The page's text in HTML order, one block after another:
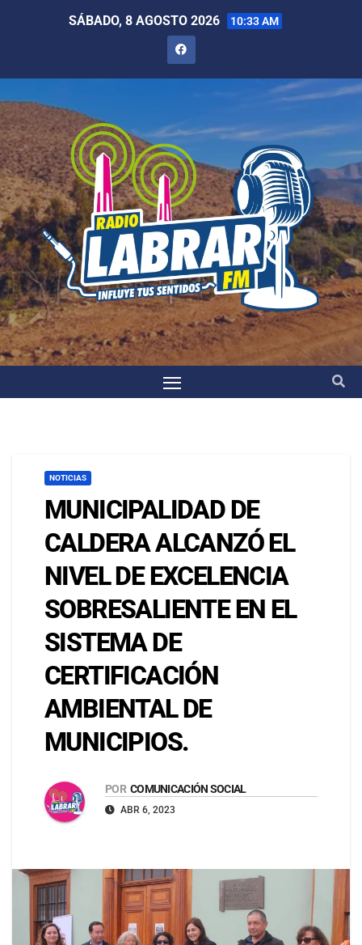
SÁBADO, 8 AGOSTO 2026 10:33 AM
NOTICIAS
MUNICIPALIDAD DE
CALDERA ALCANZÓ EL
NIVEL DE EXCELENCIA
SOBRESALIENTE EN EL
SISTEMA DE
CERTIFICACIÓN
AMBIENTAL DE
MUNICIPIOS.
POR COMUNICACIÓN SOCIAL
ABR 6, 2023